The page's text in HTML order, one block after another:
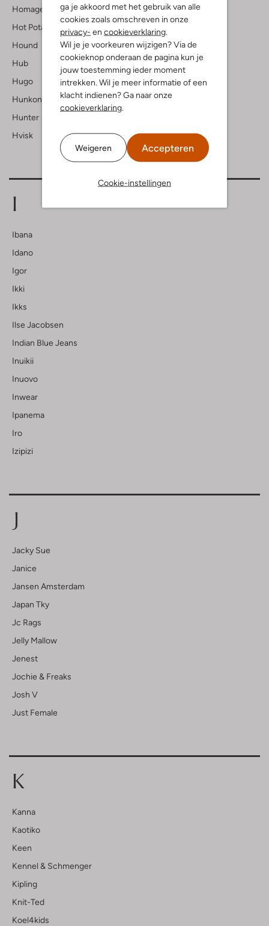
ga je akkoord met het gebruik van alle
cookies zoals omschreven in onze
privacy- en cookieverklaring.
Wil je je voorkeuren wijzigen? Via de
cookieknop onderaan de pagina kun je
jouw toestemming ieder moment
intrekken. Wil je meer informatie of een
klacht indienen? Ga naar onze
cookieverklaring.
Weigeren Accepteren
Cookie-instellingen
Homage
Hot Potatoes
Hound
Hub
Hugo
Hunkon
Hunter
Hvisk
I
Ibana
Idano
Igor
Ikki
Ikks
Ilse Jacobsen
Indian Blue Jeans
Inuikii
Inuovo
Inwear
Ipanema
Iro
Izipizi
J
Jacky Sue
Janice
Jansen Amsterdam
Japan Tky
Jc Rags
Jelly Mallow
Jenest
Jochie & Freaks
Josh V
Just Female
K
Kanna
Kaotiko
Keen
Kennel & Schmenger
Kipling
Knit-Ted
Koel4kids